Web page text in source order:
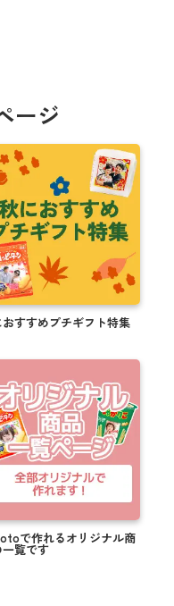
ージ
すすめプチギフト特集
で作れるオリジナル商
一覧です